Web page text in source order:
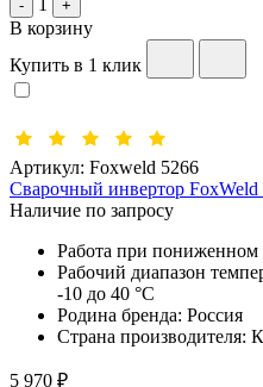
- +
В корзину
Купить в 1 клик
Артикул: Foxweld 5266
Сварочный инвертор FoxWeld
Наличие по запросу
Работа при
Рабочий диапазон
-10 до 40 °С
Родина бренда: Россия
Страна производителя:
5 970 ₽